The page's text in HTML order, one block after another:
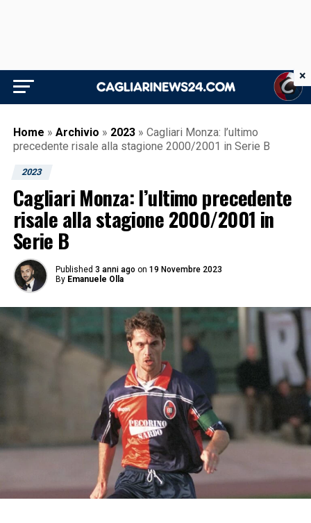
Home » Archivio » 2023 » Cagliari Monza: l’ultimo
precedente risale alla stagione 2000/2001 in Serie B
2023
Cagliari Monza: l’ultimo precedente
risale alla stagione 2000/2001 in
Serie B
Published 3 anni ago on 19 Novembre 2023
By Emanuele Olla
×